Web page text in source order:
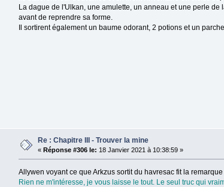
La dague de l'Ulkan, une amulette, un anneau et une perle
avant de reprendre sa forme.
Il sortirent également un baume odorant, 2 potions et un
Re : Chapitre III - Trouver la mine
«Réponse #306 le: 18 Janvier 2021 à 10:38:59 »
Allywen voyant ce que Arkzus sortit du havresac fit la remarque
Rien ne m'intéresse, je vous laisse le tout. Le seul truc qui